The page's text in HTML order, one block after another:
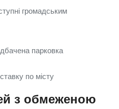
громадським
парковка
по місту
з обмеженою